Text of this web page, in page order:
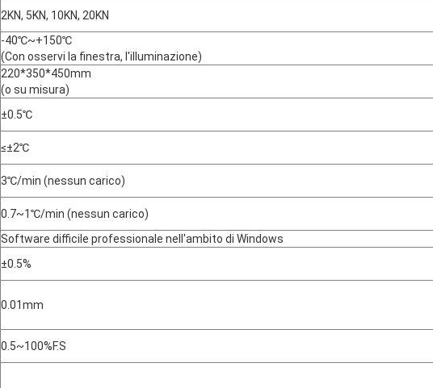
2KN, 5KN, 10KN, 20KN
-40℃~+150℃
(Con osservi la finestra, l'illuminazione)
220*350*450mm
(o su misura)
±0.5℃
≤±2℃
3℃/min (nessun carico)
0.7~1℃/min (nessun carico)
Software difficile professionale nell'ambito di Windows
±0.5%
0.01mm
0.5~100%F.S